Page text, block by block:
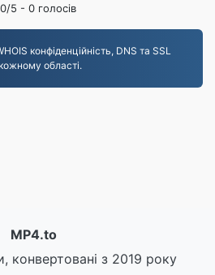
/5 - 0 голосів
конфіденційність, DNS та SSL
області.
MP4.to
конвертовані з 2019 року